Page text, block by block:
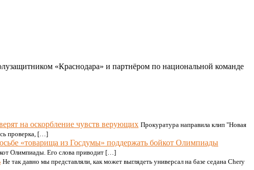
«Краснодара» и партнёром по национальной команде
на оскорбление чувств верующих Прокуратура направила клип "Новая
проверка, […]
«товарища из Госдумы» поддержать бойкот Олимпиады
Олимпиады. Его слова приводит […]
Не так давно мы представляли, как может выглядеть универсал на базе седана Chery